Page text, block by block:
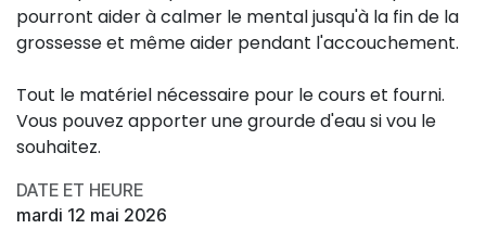
pourront aider à calmer le mental jusqu'à la fin de la
grossesse et même aider pendant l'accouchement.
Tout le matériel nécessaire pour le cours et fourni.
Vous pouvez apporter une grourde d'eau si vou le
souhaitez.
DATE ET HEURE
mardi 12 mai 2026